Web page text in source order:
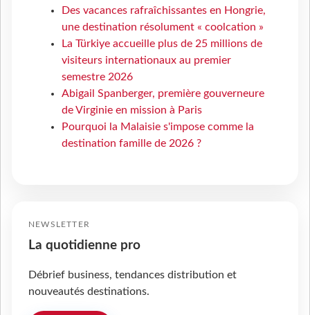
Des vacances rafraîchissantes en Hongrie,
une destination résolument « coolcation »
La Türkiye accueille plus de 25 millions de
visiteurs internationaux au premier
semestre 2026
Abigail Spanberger, première gouverneure
de Virginie en mission à Paris
Pourquoi la Malaisie s'impose comme la
destination famille de 2026 ?
NEWSLETTER
La quotidienne pro
Débrief business, tendances distribution et
nouveautés destinations.